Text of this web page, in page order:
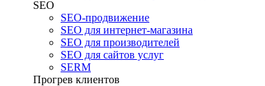
SEO
SEO-продвижение
SEO для интернет-магазина
SEO для производителей
SEO для сайтов услуг
SERM
Прогрев клиентов